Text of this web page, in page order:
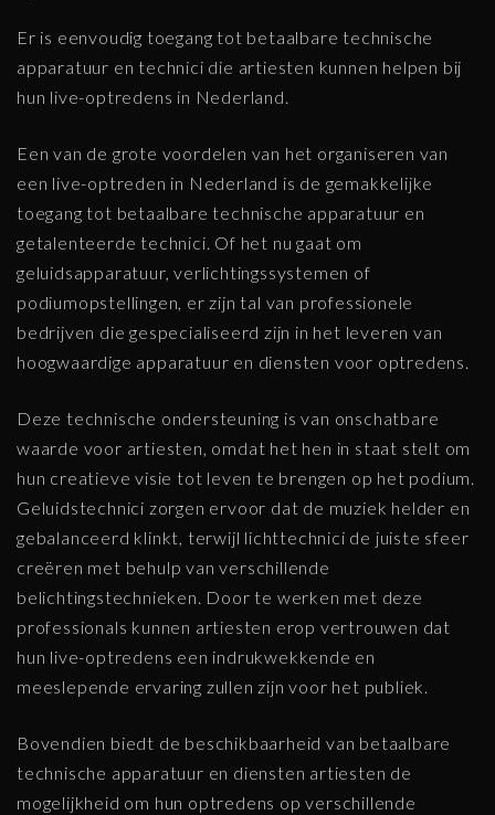
Er is eenvoudig toegang tot betaalbare technische
apparatuur en technici die artiesten kunnen helpen bij
hun live-optredens in Nederland.
Een van de grote voordelen van het organiseren van
een live-optreden in Nederland is de gemakkelijke
toegang tot betaalbare technische apparatuur en
getalenteerde technici. Of het nu gaat om
geluidsapparatuur, verlichtingssystemen of
podiumopstellingen, er zijn tal van professionele
bedrijven die gespecialiseerd zijn in het leveren van
hoogwaardige apparatuur en diensten voor optredens.
Deze technische ondersteuning is van onschatbare
waarde voor artiesten, omdat het hen in staat stelt om
hun creatieve visie tot leven te brengen op het podium.
Geluidstechnici zorgen ervoor dat de muziek helder en
gebalanceerd klinkt, terwijl lichttechnici de juiste sfeer
creëren met behulp van verschillende
belichtingstechnieken. Door te werken met deze
professionals kunnen artiesten erop vertrouwen dat
hun live-optredens een indrukwekkende en
meeslepende ervaring zullen zijn voor het publiek.
Bovendien biedt de beschikbaarheid van betaalbare
technische apparatuur en diensten artiesten de
mogelijkheid om hun optredens op verschillende